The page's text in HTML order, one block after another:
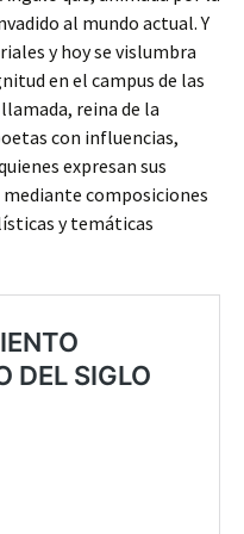
al mundo actual. Y
y hoy se vislumbra
en el campus de las
reina de la
con influencias,
expresan sus
composiciones
y temáticas